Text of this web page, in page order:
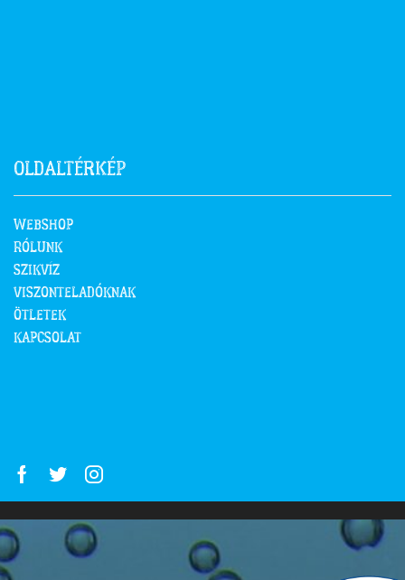
OLDALTÉRKÉP
WEBSHOP
RÓLUNK
SZIKVÍZ
VISZONTELADÓKNAK
ÖTLETEK
KAPCSOLAT
Facebook
TwitterInstagram